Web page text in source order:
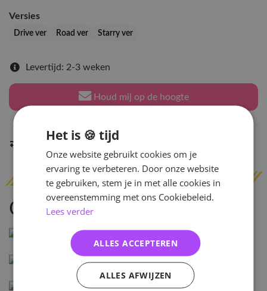
Versies
Drive ver Road ver Starry ver
Levertijd: 2-3 weken
Houd mij op de hoogte
binnen 2 werkdagen
Omschrijving
Het is 🍪 tijd
Onze website gebruikt cookies om je
ervaring te verbeteren. Door onze website
te gebruiken, stem je in met alle cookies in
overeenstemming met ons Cookiebeleid.
Lees verder
ALLES ACCEPTEREN
ALLES AFWIJZEN